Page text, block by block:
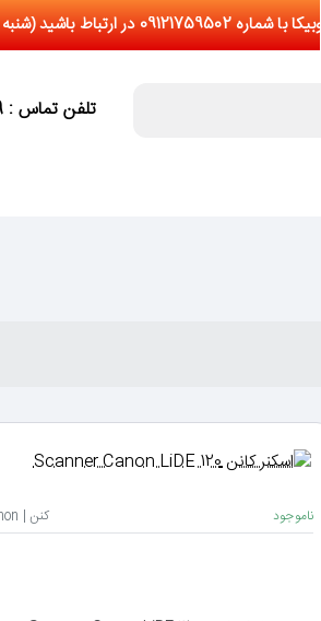
تلفن تماس : 57129 - 021
ناموجود کنن | Canon